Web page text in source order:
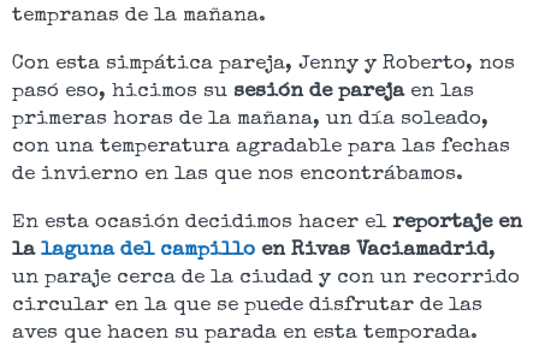
tempranas de la mañana.
Con esta simpática pareja, Jenny y Roberto, nos
pasó eso, hicimos su sesión de parejaen las
primeras horas de la mañana, un día soleado,
con una temperatura agradable para las fechas
de invierno en las que nos encontrábamos.
En esta ocasión decidimos hacer el reportaje en
la laguna del campillo en Rivas Vaciamadrid,
un paraje cerca de la ciudad y con un recorrido
circular en la que se puede disfrutar de las
aves que hacen su parada en esta temporada.